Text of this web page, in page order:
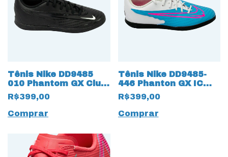
Tênis Nike DD9485
010 Phantom GX Club
IC Futsal 15983 Preto
R$399,00
Comprar
Tênis Nike DD9485-
446 Phanton GX IC
Futsal 18182 Azul
claro
R$399,00
Comprar